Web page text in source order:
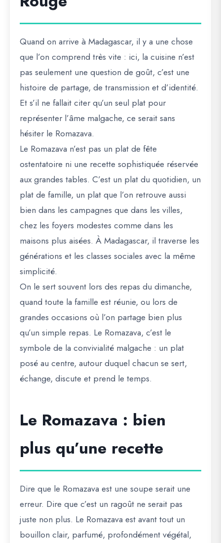
Quand on arrive à Madagascar, il y a une chose
que l’on comprend très vite : ici, la cuisine n’est
pas seulement une question de goût, c’est une
histoire de partage, de transmission et d’identité.
Et s’il ne fallait citer qu’un seul plat pour
représenter l’âme malgache, ce serait sans
hésiter le Romazava.
Le Romazava n’est pas un plat de fête
ostentatoire ni une recette sophistiquée réservée
aux grandes tables. C’est un plat du quotidien, un
plat de famille, un plat que l’on retrouve aussi
bien dans les campagnes que dans les villes,
chez les foyers modestes comme dans les
maisons plus aisées. À Madagascar, il traverse les
générations et les classes sociales avec la même
simplicité.
On le sert souvent lors des repas du dimanche,
quand toute la famille est réunie, ou lors de
grandes occasions où l’on partage bien plus
qu’un simple repas. Le Romazava, c’est le
symbole de la convivialité malgache : un plat
posé au centre, autour duquel chacun se sert,
échange, discute et prend le temps.
Le Romazava : bien
plus qu’une recette
Dire que le Romazava est une soupe serait une
erreur. Dire que c’est un ragoût ne serait pas
juste non plus. Le Romazava est avant tout un
bouillon clair, parfumé, profondément végétal,